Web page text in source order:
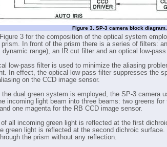
Figure 3. SP-3 camera block diagram.
3 for the composition of the optical system
prism. In front of the prism there is a series of filters:
dynamic range), an IR cut filter and an optical low-
low-pass filter is used to minimize the aliasing
In effect, the optical low-pass filter suppresses the
on the CCD image sensor.
the dual green system is employed, the SP-3 camera
incoming light beam into three beams: two greens for
one magenta for the RB CCD image sensor.
all incoming green light is reflected at the first
green light is reflected at the second dichroic
the prism without any reflection.